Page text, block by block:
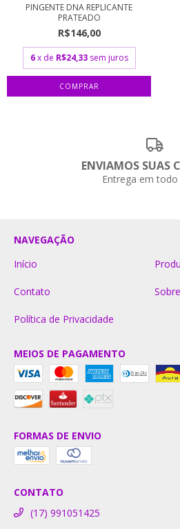
PINGENTE DNA REPLICANTE
PRATEADO
R$146,00
6 x de R$24,33 sem juros
ENVIAMOS SUAS
Entrega em todo
NAVEGAÇÃO
Início
Contato
Política de Privacidade
MEIOS DE PAGAMENTO
FORMAS DE ENVIO
CONTATO
(17) 991051425